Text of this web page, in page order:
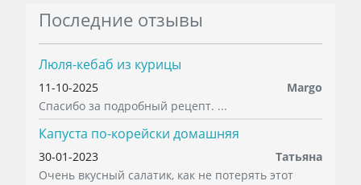
Последние отзывы
Люля-кебаб из курицы
11-10-2025
Margo
Спасибо за подробный рецепт. ...
Капуста по-корейски домашняя
30-01-2023
Татьяна
Очень вкусный салатик, как не потерять этот